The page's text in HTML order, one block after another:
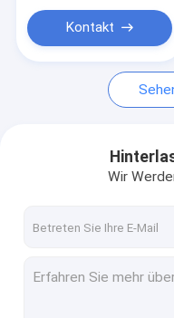
Bitte um ein Angebot
Industrielle
Omron PLC CJ2M
Omron PLC NX
Kontakt
Wir